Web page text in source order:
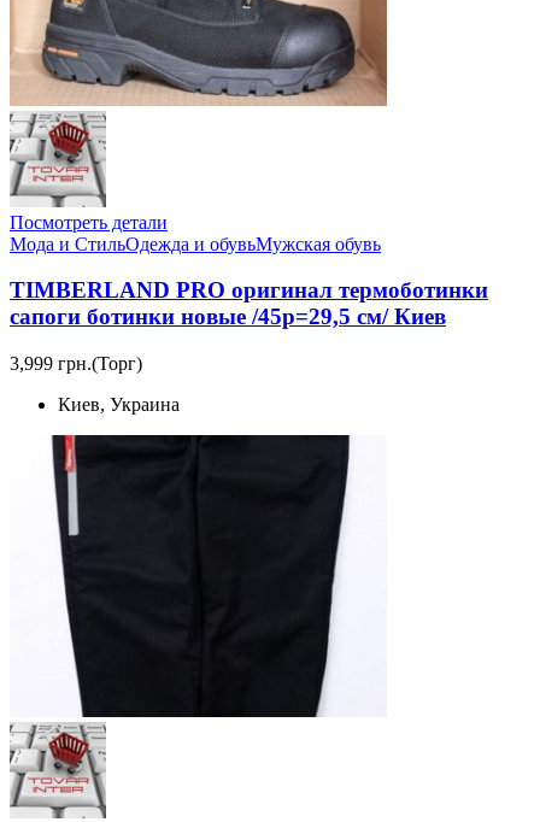
Посмотреть детали
Мода и СтильОдежда и обувьМужская обувь
TIMBERLAND PRO оригинал термоботинки
сапоги ботинки новые /45р=29,5 см/ Киев
3,999 грн.(Торг)
Киев, Украина